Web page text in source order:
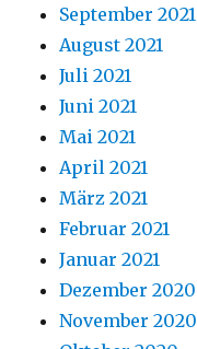
September 2021
August 2021
Juli 2021
Juni 2021
Mai 2021
April 2021
März 2021
Februar 2021
Januar 2021
Dezember 2020
November 2020